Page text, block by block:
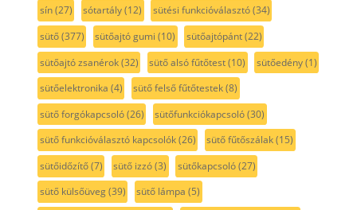
sín(27) sótartály(12) sütési funkcióválasztó(34)
sütő(377) sütőajtó gumi (10) sütőajtópánt(22)
sütőajtó zsanérok(32) sütő alsó fűtőtest(10) sütőedény(1)
sütőelektronika (4) sütő felső fűtőtestek(8)
sütő forgókapcsoló(26) sütőfunkciókapcsoló(30)
sütő funkcióválasztó kapcsolók(26) sütő fűtőszálak(15)
sütőidőzítő(7) sütő izzó(3) sütőkapcsoló(27)
sütő külsőüveg(39) sütő lámpa (5)